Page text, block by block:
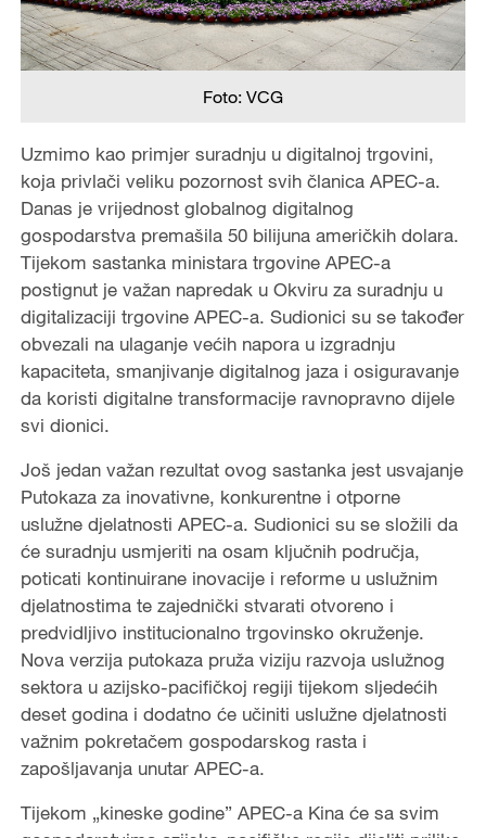
Foto: VCG
Uzmimo kao primjer suradnju u digitalnoj trgovini,
koja privlači veliku pozornost svih članica APEC-a.
Danas je vrijednost globalnog digitalnog
gospodarstva premašila 50 bilijuna američkih dolara.
Tijekom sastanka ministara trgovine APEC-a
postignut je važan napredak u Okviru za suradnju u
digitalizaciji trgovine APEC-a. Sudionici su se također
obvezali na ulaganje većih napora u izgradnju
kapaciteta, smanjivanje digitalnog jaza i osiguravanje
da koristi digitalne transformacije ravnopravno dijele
svi dionici.
Još jedan važan rezultat ovog sastanka jest usvajanje
Putokaza za inovativne, konkurentne i otporne
uslužne djelatnosti APEC-a. Sudionici su se složili da
će suradnju usmjeriti na osam ključnih područja,
poticati kontinuirane inovacije i reforme u uslužnim
djelatnostima te zajednički stvarati otvoreno i
predvidljivo institucionalno trgovinsko okruženje.
Nova verzija putokaza pruža viziju razvoja uslužnog
sektora u azijsko-pacifičkoj regiji tijekom sljedećih
deset godina i dodatno će učiniti uslužne djelatnosti
važnim pokretačem gospodarskog rasta i
zapošljavanja unutar APEC-a.
Tijekom „kineske godine” APEC-a Kina će sa svim